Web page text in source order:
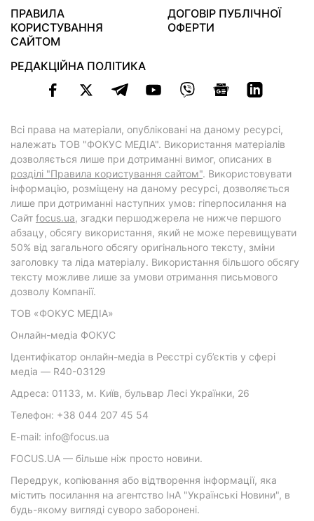
ПРАВИЛА
КОРИСТУВАННЯ
САЙТОМ
ДОГОВІР ПУБЛІЧНОЇ
ОФЕРТИ
РЕДАКЦІЙНА ПОЛІТИКА
Всі права на матеріали, опубліковані на даному ресурсі,
належать ТОВ "ФОКУС МЕДІА". Використання матеріалів
дозволяється лише при дотриманні вимог, описаних в
розділі "Правила користування сайтом". Використовувати
інформацію, розміщену на даному ресурсі, дозволяється
лише при дотриманні наступних умов: гіперпосилання на
Cайт focus.ua, згадки першоджерела не нижче першого
абзацу, обсягу використання, який не може перевищувати
50% від загального обсягу оригінального тексту, зміни
заголовку та ліда матеріалу. Використання більшого обсягу
тексту можливе лише за умови отримання письмового
дозволу Компанії.
ТОВ «ФОКУС МЕДІА»
Онлайн-медіа ФОКУС
Ідентифікатор онлайн-медіа в Реєстрі суб’єктів у сфері
медіа — R40-03129
Адреса: 01133, м. Київ, бульвар Лесі Українки, 26
Телефон: +38 044 207 45 54
E-mail: info@focus.ua
FOCUS.UA — більше ніж просто новини.
Передрук, копіювання або відтворення інформації, яка
містить посилання на агентство ІнА "Українські Новини", в
будь-якому вигляді суворо заборонені.